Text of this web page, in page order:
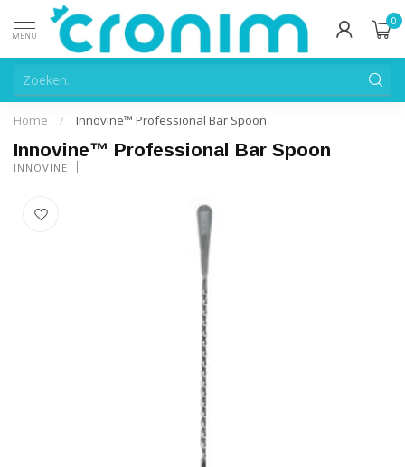
MENU
0
Home / Innovine™ Professional Bar Spoon
Innovine™ Professional Bar Spoon
INNOVINE